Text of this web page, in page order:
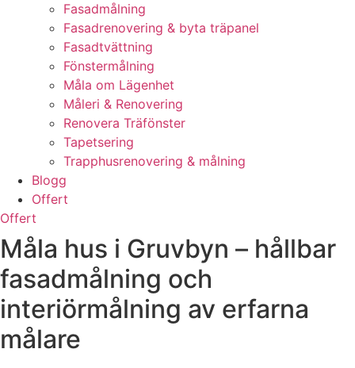
Fasadmålning
Fasadrenovering & byta träpanel
Fasadtvättning
Fönstermålning
Måla om Lägenhet
Måleri & Renovering
Renovera Träfönster
Tapetsering
Trapphusrenovering & målning
Blogg
Offert
Offert
Måla hus i Gruvbyn – hållbar
fasadmålning och
interiörmålning av erfarna
målare